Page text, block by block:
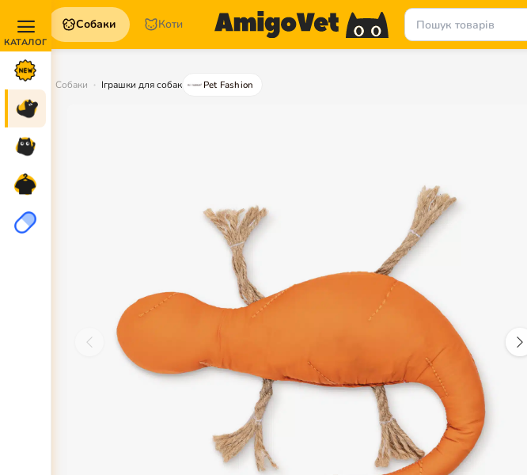
Собаки Коти
Собаки Іграшки для собак Pet Fashion
Новинки